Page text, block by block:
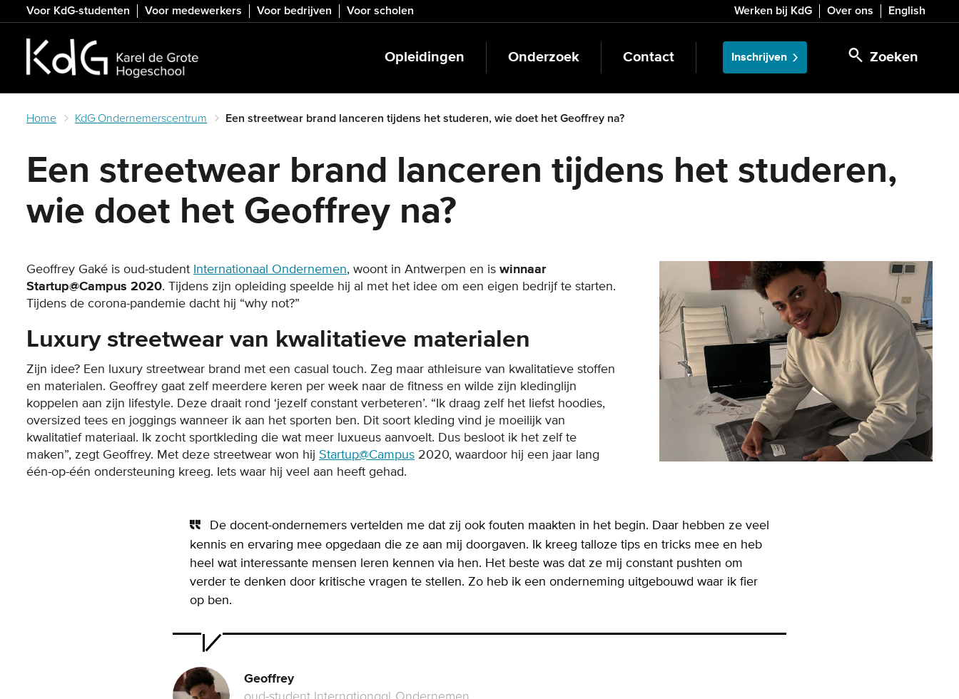
to
main
content
Voor KdG-studenten Voor medewerkers Voor bedrijven Voor scholen Werken bij KdG Over ons English
Zoeken
Opleidingen Onderzoek Contact Inschrijven
Home KdG Ondernemerscentrum Een streetwear brand lanceren tijdens het studeren, wie doet het Geoffrey na?
Een streetwear brand lanceren tijdens het studeren,
wie doet het Geoffrey na?
Geoffrey Gaké is oud-student Internationaal Ondernemen, woont in Antwerpen en is winnaar
Startup@Campus 2020. Tijdens zijn opleiding speelde hij al met het idee om een eigen bedrijf te starten.
Tijdens de corona-pandemie dacht hij “why not?”
Luxury streetwear van kwalitatieve materialen
Zijn idee? Een luxury streetwear brand met een casual touch. Zeg maar athleisure van kwalitatieve stoffen
en materialen. Geoffrey gaat zelf meerdere keren per week naar de fitness en wilde zijn kledinglijn
koppelen aan zijn lifestyle. Deze draait rond ‘jezelf constant verbeteren’. “Ik draag zelf het liefst hoodies,
oversized tees en joggings wanneer ik aan het sporten ben. Dit soort kleding vind je moeilijk van
kwalitatief materiaal. Ik zocht sportkleding die wat meer luxueus aanvoelt. Dus besloot ik het zelf te
maken”, zegt Geoffrey. Met deze streetwear won hij Startup@Campus 2020, waardoor hij een jaar lang
één-op-één ondersteuning kreeg. Iets waar hij veel aan heeft gehad.
De docent-ondernemers vertelden me dat zij ook fouten maakten in het begin. Daar hebben ze veel
kennis en ervaring mee opgedaan die ze aan mij doorgaven. Ik kreeg talloze tips en tricks mee en heb
heel wat interessante mensen leren kennen via hen. Het beste was dat ze mij constant pushten om
verder te denken door kritische vragen te stellen. Zo heb ik een onderneming uitgebouwd waar ik fier
op ben.
Geoffrey